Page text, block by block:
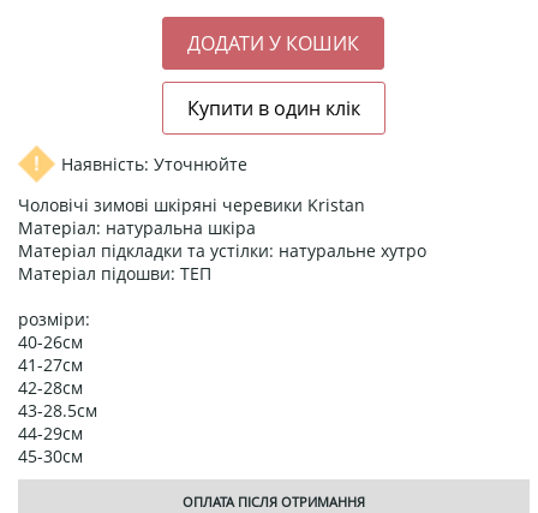
Наявність: Уточнюйте
Чоловічі зимові шкіряні черевики Kristan
Матеріал: натуральна шкіра
Матеріал підкладки та устілки: натуральне хутро
Матеріал підошви: ТЕП
розміри:
40-26см
41-27см
42-28см
43-28.5см
44-29см
45-30см
ОПЛАТА ПІСЛЯ ОТРИМАННЯ